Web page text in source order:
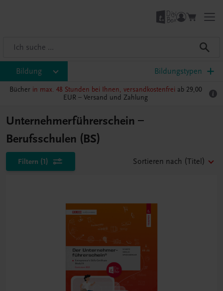
Bildung Bildungstypen
Bücher in max. 48 Stunden bei Ihnen, versandkostenfrei ab 29,00
EUR – Versand und Zahlung
Unternehmerführerschein –
Berufsschulen (BS)
Filtern (1) Sortieren nach (Titel)